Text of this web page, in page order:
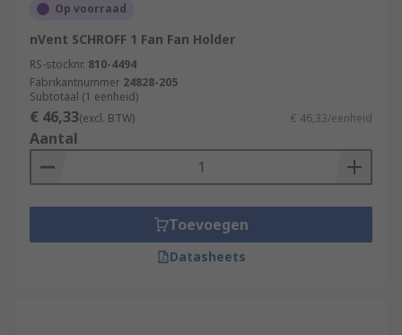
Op voorraad
nVent SCHROFF 1 Fan Fan Holder
RS-stocknr. 810-4494
Fabrikantnummer 24828-205
Subtotaal (1 eenheid)
€ 46,33(excl. BTW) € 46,33/eenheid
Aantal
Toevoegen
Datasheets